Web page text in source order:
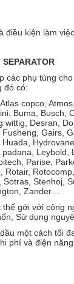
điều kiện làm
các phụ tùng
đó có:
copco,
Buma, Busch,
Desran,
Gairs,
Parise,
Stenhoj,
Zander…
gới với công
Sử dụng
một cách tối
phí và điện